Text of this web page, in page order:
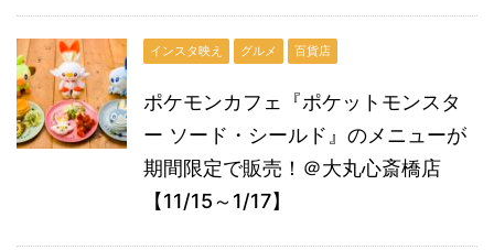
インスタ映え グルメ 百貨店
ポケモンカフェ『ポケットモンスタ
ー ソード・シールド』のメニューが
期間限定で販売！＠大丸心斎橋店
【11/15～1/17】